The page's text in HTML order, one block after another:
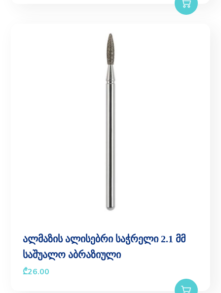
ალმაზის ალისებრი საჭრელი 2.1 მმ
საშუალო აბრაზიული
₾26.00